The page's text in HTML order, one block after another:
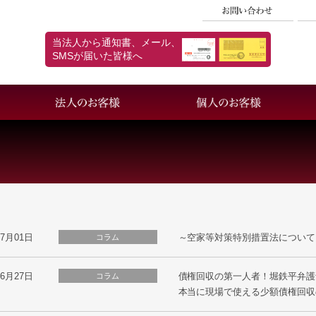
当法人から通知書、メール、
SMSが届いた皆様へ
月01日 コラム ～空家等対策特別措置法につい
月27日 コラム
債権回収の第一人者！堀鉄平弁
本当に現場で使える少額債権回